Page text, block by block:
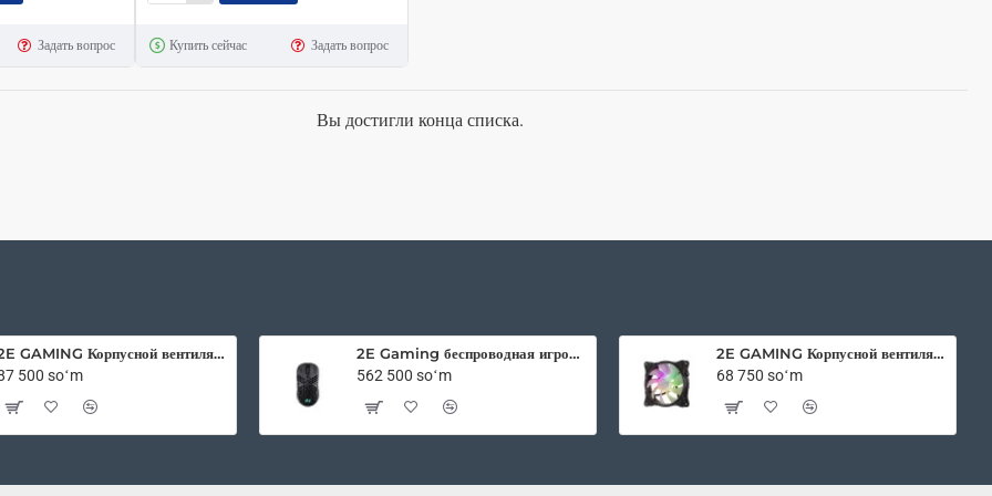
Задать вопрос
LexarКупить сейчас Задать вопрос
Вы достигли конца списка.
2E GAMING Корпусной вентилятор F120OI-ARGB 120мм, 3pin fan, 3 pin +5V Aura, белые лопасти, черная рамка, outer-inner LED
500 soʻm
2E Gaming беспроводная игровая мышь HyperDrive Pro WL RGB Black
562 500 soʻm
2E GAMING Корпусной вентилятор F120IR-ARGB 120мм, 3pin fan, 3 pin +5V Aura, белые лопасти, черная рамка, inner LED
68 750 soʻm